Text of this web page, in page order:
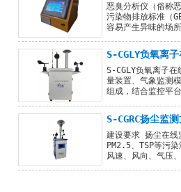
恶臭分析仪（俗称
污染物排放标准（
容易产生异味的
S-CGLY负氧离
S-CGLY负氧离子
量装置、气象监测
组成，结合监控
S-CGRC扬尘监
建设要求 扬尘在线
PM2.5、TSP等污
风速、风向、气